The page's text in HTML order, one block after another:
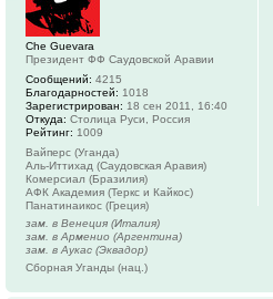
Che Guevara
Президент ФФ Саудовской Аравии
Сообщений: 4215
Благодарностей: 1018
Зарегистрирован: 18 сен 2011, 16:40
Откуда: Столица Руси, Россия
Рейтинг: 1009
Вайперс (Уганда)
Аль-Иттихад (Саудовская Аравия)
Комерсиал (Бразилия)
АФК Академия (Теркс и Кайкос)
Панатинаикос (Греция)
зам. в Венеция (Италия)
зам. в Арменио (Аргентина)
зам. в Аукас (Эквадор)
Сборная Уганды (нац.)